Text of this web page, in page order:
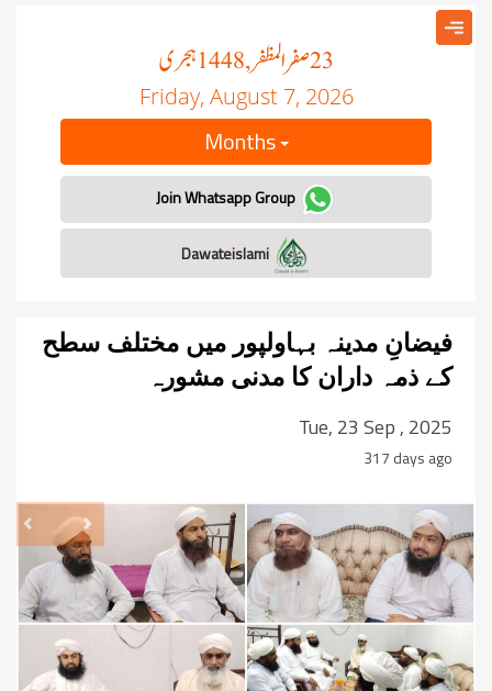
23صفر المظفر, 1448 ہجری
Friday, August 7, 2026
Months
Join Whatsapp Group
فیضانِ مدینہ بہاولپور میں مختلف سطح
کے ذمہ داران کا مدنی مشورہ
Tue, 23 Sep , 2025
317 days ago
Next